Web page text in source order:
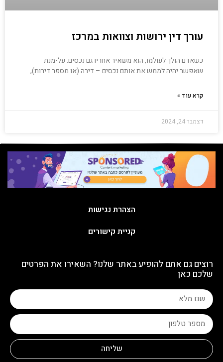
עורך דין ירושות וצוואות במרכז
כשאדם הולך לעולמו, הוא משאיר אחריו גם נכסים. על-מנת
שאפשר יהיה לממש את אותם נכסים – דירה (או מספר דירות),
קרא עוד »
דצמבר 24, 2024
הצהרת נגישות
קניית קישורים
רוצים גם אתם להופיע באתר שלנו? השאירו את הפרטים
שלכם כאן
שליחה